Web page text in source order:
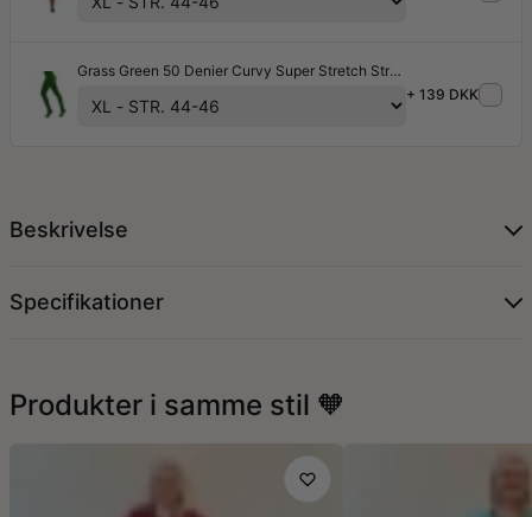
Grass Green 50 Denier Curvy Super Stretch Strømpebukser
+ 139 DKK
Beskrivelse
Specifikationer
Produkter i samme stil 🧡